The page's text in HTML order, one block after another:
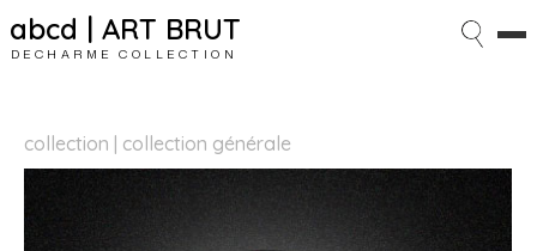
abcd | ART BRUT
DECHARME COLLECTION
collection | collection générale